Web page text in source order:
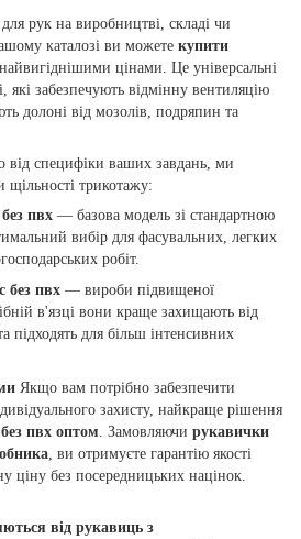
рук на виробництві, складі чи
каталозі ви можете купити
цінами. Це універсальні
які забезпечують відмінну вентиляцію
долоні від мозолів, подряпин та
від специфіки ваших завдань, ми
щільності трикотажу:
пвх — базова модель зі стандартною
вибір для фасувальних, легких
робіт.
без пвх — вироби підвищеної
в'язці вони краще захищають від
підходять для більш інтенсивних
Якщо вам потрібно забезпечити
захисту, найкраще рішення
пвх оптом . Замовляючи рукавички
, ви отримуєте гарантію якості
ціну без посередницьких націнок.
від рукавиць з